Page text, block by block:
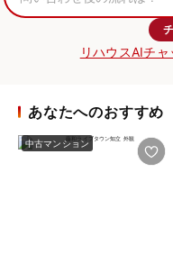
リハウスAIチ
あなたへのおすすめ
中古マンション